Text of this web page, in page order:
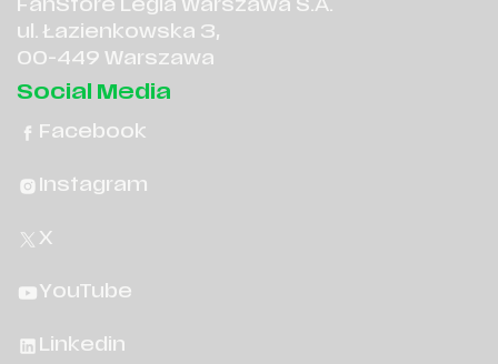
FanStore Legia Warszawa S.A.
ul. Łazienkowska 3,
00-449 Warszawa
Social Media
Facebook
Instagram
X
YouTube
Linkedin